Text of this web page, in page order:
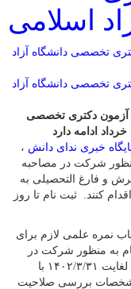
اسلامی
آزمون دکتری تخصصی
خبری ندای دانش ،
شرکت در مصاحبه
و فارغ التحصیلی به
کنند. ثبت نام تا روز
نمره علمی لازم برای
به منظور شرکت در
مصاحبه را دارند، لازم است از تاریخ ۱۴۰۲/۲/۲۵ لغایت ۱۴۰۲/۳/۳۱ با
بررسی صلاحیت